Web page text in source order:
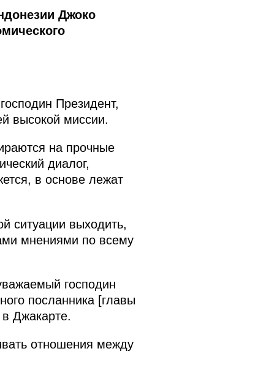
Джоко
Президент,
высокой миссии.
на прочные
диалог,
в основе лежат
ситуации выходить,
мнениями по всему
господин
посланника [главы
Джакарте.
отношения между